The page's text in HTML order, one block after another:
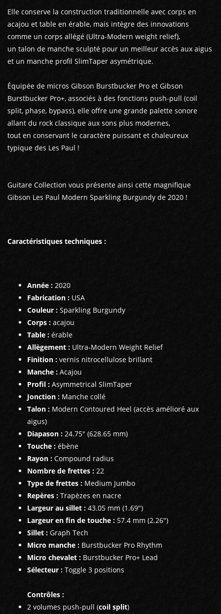
Elle conserve la construction traditionnelle avec corps en
acajou et table en érable, mais intègre des innovations
comme un corps allégé (Ultra-Modern weight relief),
un talon de manche sculpté pour un meilleur accès aux aigus
et un manche profil SlimTaper asymétrique.
Équipée de micros Gibson Burstbucker Pro et Gibson
Burstbucker Pro+, associés à des fonctions push-pull (coil
split, phase, bypass), elle offre une grande palette sonore
allant du rock classique aux sons plus modernes,
tout en conservant le caractère puissant et chaleureux
typique des Les Paul !
Guitare Collection vous présente ainsi cette magnifique
Gibson Les Paul Modern Sparkling Burgundy de 2020 !
Caractéristiques techniques :
Année : 2020
Fabrication : USA
Couleur : Sparkling Burgundy
Corps : acajou
Table : érable
Allègement : Ultra-Modern Weight Relief
Finition : vernis nitrocellulose brillant
Manche : Acajou
Profil : Asymmetrical SlimTaper
Jonction : Manche collé
Talon : Modern Contoured Heel (accès amélioré aux
aigus)
Diapason : 24.75" (628.65 mm)
Touche : ébène
Rayon : Compound radius
Nombre de frettes : 22
Type de frettes : Medium Jumbo
Repères : Trapèzes en nacre
Largeur au sillet : 43.05 mm (1.69")
Largeur en fin de touche : 57.4 mm (2.26")
Sillet : Graph Tech
Micro manche : Burstbucker Pro Rhythm
Micro chevalet : Burstbucker Pro+ Lead
Sélecteur : Toggle 3 positions
Contrôles :
2 volumes push-pull (coil split)